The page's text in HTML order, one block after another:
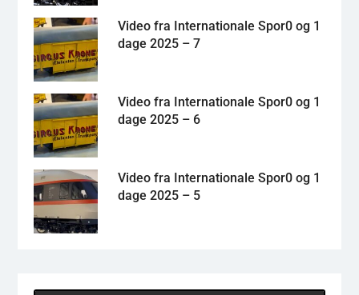
Video fra Internationale Spor0 og 1
dage 2025 – 7
Video fra Internationale Spor0 og 1
dage 2025 – 6
Video fra Internationale Spor0 og 1
dage 2025 – 5